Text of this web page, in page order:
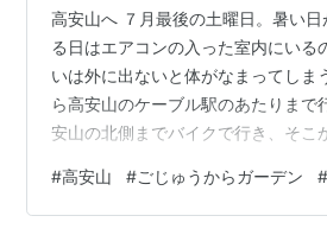
高安山へ ７月最後の土曜日。暑い
る日はエアコンの入った室内にいる
いは外に出ないと体がなまってしま
ら高安山のケーブル駅のあたりまで
安山の北側までバイクで行き、そこ
グコースができていて、山登りの服
る人とも出会う。道の横に紫陽花の
#高安山 #ごじゅうからガーデン #